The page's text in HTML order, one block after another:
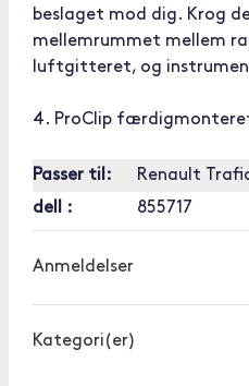
beslaget mod dig. Krog
mellemrummet mellem
luftgitteret, og
4. ProClip
Passer til:
Renault
dell :
855717
Anmeldelser
Kategori(er)